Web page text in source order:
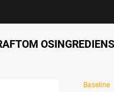
OM OS
Baseline